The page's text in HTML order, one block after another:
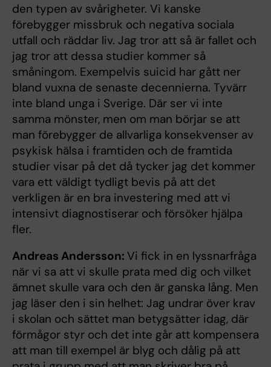
den typen av svårigheter. Vi kanske
förebygger missbruk och negativa sociala
utfall och räddar liv. Jag tror att så är fallet och
jag tror att dessa studier kommer så
småningom. Exempelvis suicid har gått ner
bland vuxna de senaste decennierna. Tyvärr
inte bland unga i Sverige. Där ser vi inte
samma mönster, men om man börjar se att
man förebygger de allvarliga konsekvenser av
psykisk hälsa i framtiden och de framtida
studier visar på det då tycker jag det kommer
vara ett väldigt tydligt bevis på att det
verkligen är en bra investering med att vi
intensivt diagnostiserar och försöker hjälpa
fler.
Andreas Andersson: Vi fick in en lyssnarfråga
när vi sa att vi skulle prata med dig och vilket
ämnet skulle vara och den är ganska lång. Men
jag läser den i sin helhet: Jag undrar över krav
i skolan och sättet man betygsätter idag, där
förmågor styr och det inte går att kompensera
att man till exempel är blyg och dålig på att